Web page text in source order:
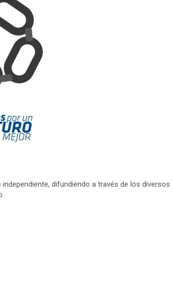
difundiendo a través de los diversos